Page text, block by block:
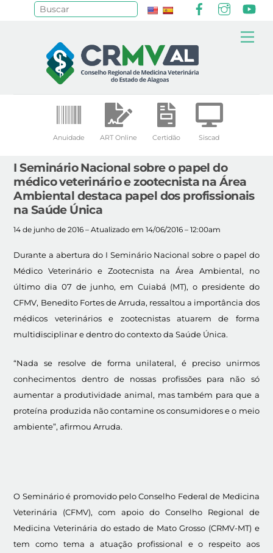
Anuidade ART Online Certidão Siscad
I Seminário Nacional sobre o papel do
médico veterinário e zootecnista na Área
Ambiental destaca papel dos profissionais
na Saúde Única
14 de junho de 2016 – Atualizado em 14/06/2016 – 12:00am
Durante a abertura do I Seminário Nacional sobre o papel do
Médico Veterinário e Zootecnista na Área Ambiental, no
último dia 07 de junho, em Cuiabá (MT), o presidente do
CFMV, Benedito Fortes de Arruda, ressaltou a importância dos
médicos veterinários e zootecnistas atuarem de forma
multidisciplinar e dentro do contexto da Saúde Única.
“Nada se resolve de forma unilateral, é preciso unirmos
conhecimentos dentro de nossas profissões para não só
aumentar a produtividade animal, mas também para que a
proteína produzida não contamine os consumidores e o meio
ambiente”, afirmou Arruda.
O Seminário é promovido pelo Conselho Federal de Medicina
Veterinária (CFMV), com apoio do Conselho Regional de
Medicina Veterinária do estado de Mato Grosso (CRMV-MT) e
tem como tema a atuação profissional e o respeito aos